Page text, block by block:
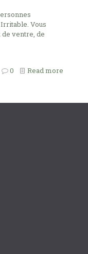
Vous
de ventre, de
0 Read more